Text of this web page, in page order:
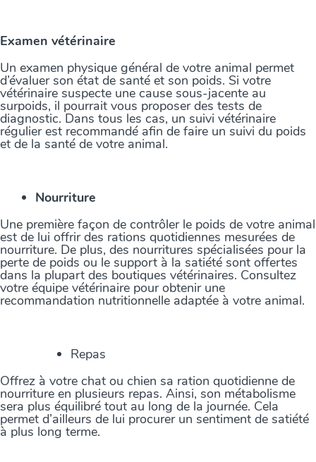
Examen vétérinaire
Un examen physique général de votre animal permet
d’évaluer son état de santé et son poids. Si votre
vétérinaire suspecte une cause sous-jacente au
surpoids, il pourrait vous proposer des tests de
diagnostic. Dans tous les cas, un suivi vétérinaire
régulier est recommandé afin de faire un suivi du poids
et de la santé de votre animal.
Nourriture
Une première façon de contrôler le poids de votre animal
est de lui offrir des rations quotidiennes mesurées de
nourriture. De plus, des nourritures spécialisées pour la
perte de poids ou le support à la satiété sont offertes
dans la plupart des boutiques vétérinaires. Consultez
votre équipe vétérinaire pour obtenir une
recommandation nutritionnelle adaptée à votre animal.
Repas
Offrez à votre chat ou chien sa ration quotidienne de
nourriture en plusieurs repas. Ainsi, son métabolisme
sera plus équilibré tout au long de la journée. Cela
permet d’ailleurs de lui procurer un sentiment de satiété
à plus long terme.